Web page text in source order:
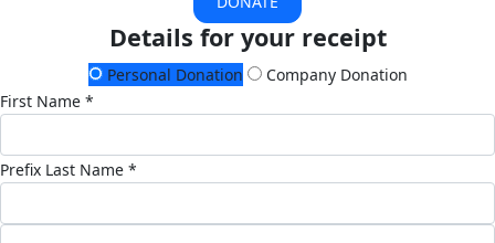
Details for your receipt
Personal Donation
Company Donation
First Name *
Prefix Last Name *